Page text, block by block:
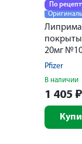
По
20мг
Pfizer
В наличии
1 405 ₽